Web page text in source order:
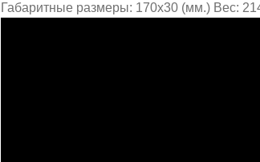
Габаритные размеры: 170х30 (мм.) Вес: